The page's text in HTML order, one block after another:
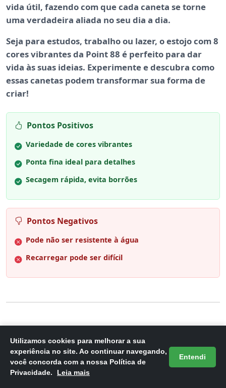
vida útil, fazendo com que cada caneta se torne
uma verdadeira aliada no seu dia a dia.
Seja para estudos, trabalho ou lazer, o estojo com 8
cores vibrantes da Point 88 é perfeito para dar
vida às suas ideias. Experimente e descubra como
essas canetas podem transformar sua forma de
criar!
Pontos Positivos
Variedade de cores vibrantes
Ponta fina ideal para detalhes
Secagem rápida, evita borrões
Pontos Negativos
Pode não ser resistente à água
Recarregar pode ser difícil
Esferográfica Cristal Dura Mais, A
Clássi
Utilizamos cookies para melhorar a sua
experiência no site. Ao continuar navegando,
você concorda com a nossa Política de
Privacidade.
Leia mais
Entendi